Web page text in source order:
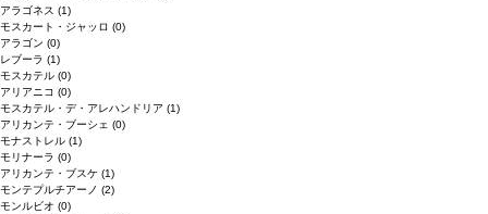
アラゴネス (1)
モスカート・ジャッロ (0)
アラゴン (0)
レブーラ (1)
モスカテル (0)
アリアニコ (0)
モスカテル・デ・アレハンドリア (1)
アリカンテ・ブーシェ (0)
モナストレル (1)
モリナーラ (0)
アリカンテ・ブスケ (1)
モンテプルチアーノ (2)
モンルビオ (0)